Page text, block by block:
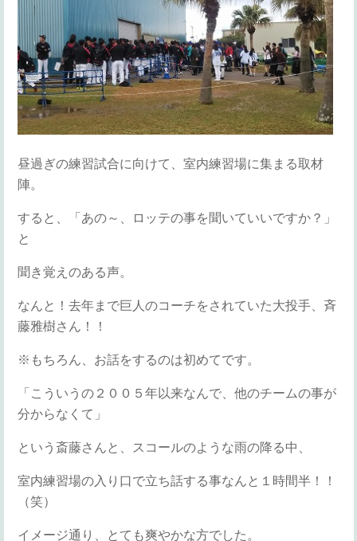
昼過ぎの練習試合に向けて、室内練習場に集まる取材
陣。
すると、「あの～、ロッテの事を聞いていいですか？」
と
聞き覚えのある声。
なんと！去年まで巨人のコーチをされていた大投手、斉
藤雅樹さん！！
※もちろん、お話をするのは初めてです。
「こういうの２００５年以来なんで、他のチームの事が
分からなくて」
という斎藤さんと、スコールのような雨の降る中、
室内練習場の入り口で立ち話する事なんと１時間半！！
（笑）
イメージ通り、とても爽やかな方でした。